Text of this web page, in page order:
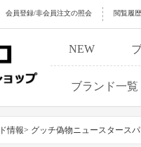
会員登録/非会員注文の照会 閲覧履歴
NEW
ブランド一覧
情報> グッチ偽物ニュースタース